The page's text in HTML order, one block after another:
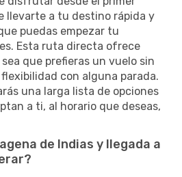
llevarte a tu destino rápida y
puedas empezar tu
Esta ruta directa ofrece
que prefieras un vuelo sin
con alguna parada.
una larga lista de opciones
a ti, al horario que deseas,
de Indias y llegada a